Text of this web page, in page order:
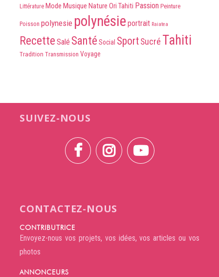
Littérature Mode Musique Nature Ori Tahiti Passion Peinture
Poisson polynesie polynésie portrait Raiatea
Recette Salé Santé Social SportSucré Tahiti
Tradition Transmission Voyage
SUIVEZ-NOUS
CONTACTEZ-NOUS
CONTRIBUTRICE
Envoyez-nous vos projets, vos idées, vos articles ou vos
photos
ANNONCEURS